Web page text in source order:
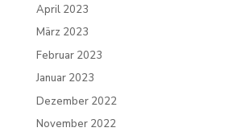
April 2023
März 2023
Februar 2023
Januar 2023
Dezember 2022
November 2022